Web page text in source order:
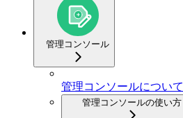
管理コンソール
管理コンソールについて
管理コンソールの使い方